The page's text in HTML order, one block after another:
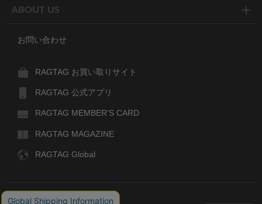
ABOUT US
お問い合わせ
RAGTAG お買い取りサイト
RAGTAG 公式アプリ
RAGTAG MEMBER'S CARD
RAGTAG MAGAZINE
RAGTAG Global